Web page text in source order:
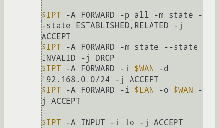
$IPT -A FORWARD -p all -m state -
-state ESTABLISHED,RELATED -j
$IPT -A FORWARD -m state --state
$IPT -A FORWARD -i $WAN
-d
$IPT -A FORWARD -i $LAN -o $WAN
-
j ACCEPT
$IPT